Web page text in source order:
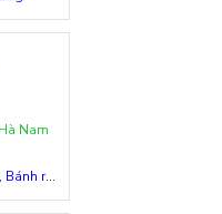
Nam
rau câu